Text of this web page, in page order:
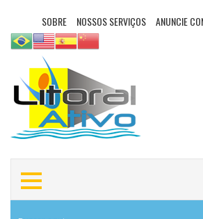
SOBRE NOSSOS SERVIÇOS ANUNCIE